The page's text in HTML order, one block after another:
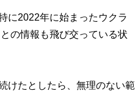
に2022年に始まったウクラ
の情報も飛び交っている状
けたとしたら、無理のない範